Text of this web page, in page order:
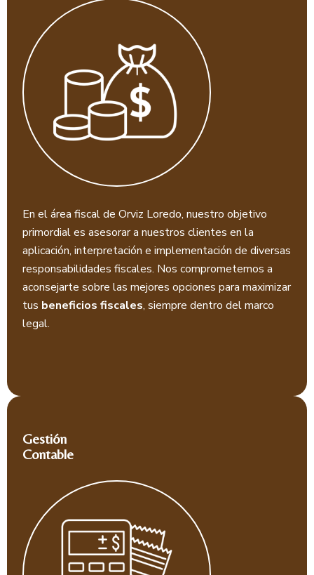
En el área fiscal de Orviz Loredo, nuestro objetivo
primordial es asesorar a nuestros clientes en la
aplicación, interpretación e implementación de diversas
responsabilidades fiscales. Nos comprometemos a
aconsejarte sobre las mejores opciones para maximizar
tus beneficios fiscales, siempre dentro del marco
legal.
Gestión
Contable